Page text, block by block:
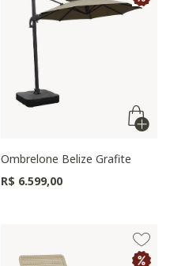
Ombrelone Belize Grafite
R$ 6.599,00